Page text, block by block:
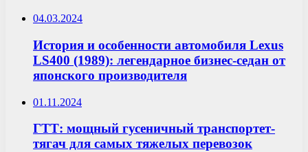
04.03.2024
История и особенности автомобиля Lexus
LS400 (1989): легендарное бизнес-седан от
японского производителя
01.11.2024
ГТТ: мощный гусеничный транспортет-
тягач для самых тяжелых перевозок